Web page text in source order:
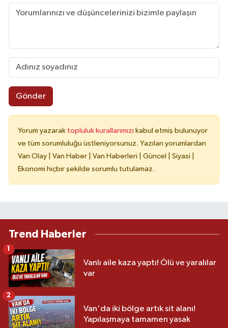
Gönder
Yorum yazarak topluluk kurallarımızı kabul etmiş bulunuyor
ve tüm sorumluluğu üstleniyorsunuz. Yazılan yorumlardan
Van Olay | Van Haber | Van Haberleri | Güncel | Siyasi |
Ekonomi hiçbir şekilde sorumlu tutulamaz.
Trend Haberler
Vanlı aile kaza yaptı! Ölü ve yaralılar
var
Van'da iki bölge artık sit alanı!
Yapılaşmaya tamamen yasak
2